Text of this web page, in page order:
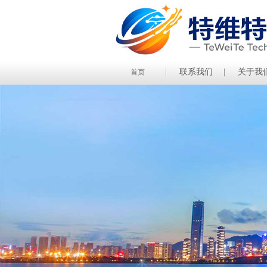
首页 联系我们 关于我